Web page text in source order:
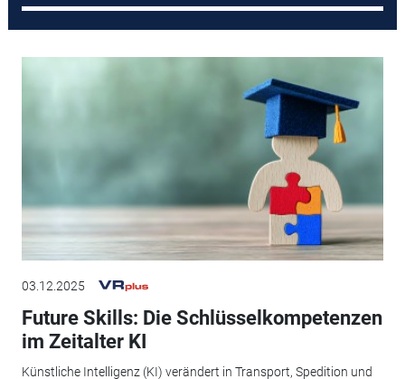
03.12.2025
Future Skills: Die Schlüsselkompetenzen
im Zeitalter KI
Künstliche Intelligenz (KI) verändert in Transport, Spedition und